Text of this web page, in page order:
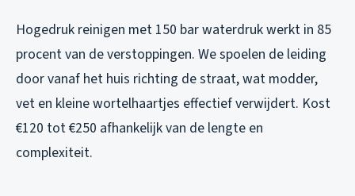
Hogedruk reinigen met 150 bar waterdruk werkt in 85
procent van de verstoppingen. We spoelen de leiding
door vanaf het huis richting de straat, wat modder,
vet en kleine wortelhaartjes effectief verwijdert. Kost
€120 tot €250 afhankelijk van de lengte en
complexiteit.